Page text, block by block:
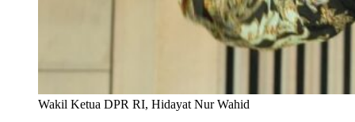
Wakil Ketua DPR RI, Hidayat Nur Wahid